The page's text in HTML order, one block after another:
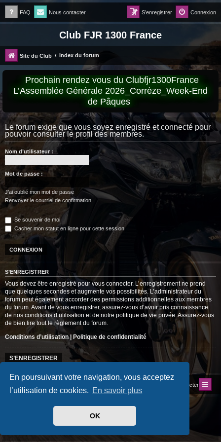
En poursuivant votre navigation, vous acceptez
l’utilisation de cookies. En savoir plus
OK
FAQ Nous contacter Connexion
S’enregistrer
Club FJR 1300 France
Site du Club Index du forum
Prochain rendez vous du Clubfjr1300France
L’Assemblée Générale 2026_Corrèze_Week-End
de Pâques
Le forum exige que vous soyez enregistré et connecté pour
pouvoir consulter le profil des membres.
Nom d’utilisateur :
Mot de passe :
J’ai oublié mon mot de passe
Renvoyer le courriel de confirmation
Se souvenir de moi
Cacher mon statut en ligne pour cette session
S’ENREGISTRER
Vous devez être enregistré pour vous connecter. L’enregistrement ne prend
que quelques secondes et augmente vos possibilités. L’administrateur du
forum peut également accorder des permissions additionnelles aux membres
du forum. Avant de vous enregistrer, assurez-vous d’avoir pris connaissance
de nos conditions d’utilisation et de notre politique de vie privée. Assurez-vous
de bien lire tout le règlement du forum.
Conditions d’utilisation| Politique de confidentialité
S’ENREGISTRER
Nous contacter
Drapeaux des Pays par Sylver35» V 1.6.0